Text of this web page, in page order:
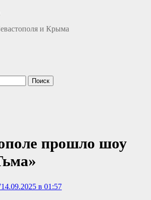
и Крыма
прошло шоу
14.09.2025 в 01:57